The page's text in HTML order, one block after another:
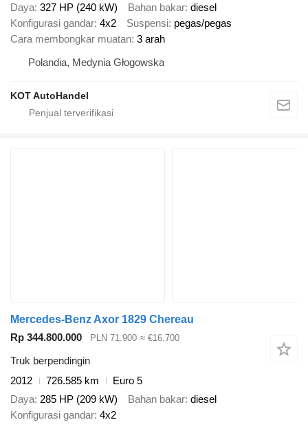
Daya 327 HP (240 kW) Bahan bakar diesel
Konfigurasi gandar 4x2 Suspensi pegas/pegas
Cara membongkar muatan 3 arah
Polandia, Medynia Głogowska
KOT AutoHandel
Mercedes-Benz Axor 1829 Chereau
Rp 344.800.000
PLN 71.900 ≈ €16.700
Truk berpendingin
2012
726.585 km
Euro 5
Daya 285 HP (209 kW) Bahan bakar diesel
Konfigurasi gandar 4x2